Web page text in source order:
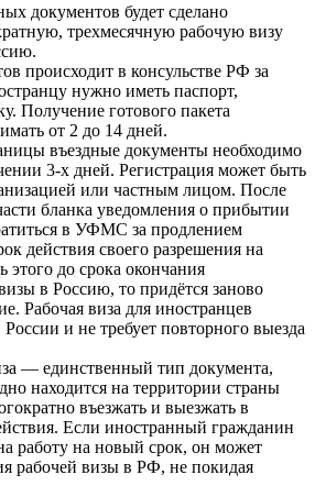
документов будет сделано
трехмесячную рабочую визу
происходит в консульстве РФ за
нужно иметь паспорт,
Получение готового пакета
от 2 до 14 дней.
въездные документы необходимо
3-х дней. Регистрация может быть
или частным лицом. После
бланка уведомления о прибытии
в УФМС за продлением
действия своего разрешения на
этого до срока окончания
в Россию, то придётся заново
Рабочая виза для иностранцев
и не требует повторного выезда
— единственный тип документа,
находится на территории страны
въезжать и выезжать в
Если иностранный гражданин
работу на новый срок, он может
рабочей визы в РФ, не покидая